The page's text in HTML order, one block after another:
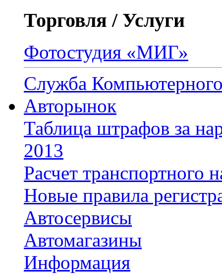
Торговля / Услуги
Фотостудия «МИГ»
Служба
Авторынок
Таблица штрафов за
2013
Расчет транспортного
Новые правила
Автосервисы
Автомагазины
Информация